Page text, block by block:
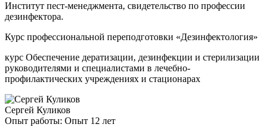
Институт пест-менеджмента, свидетельство по профессии
дезинфектора.
Курс профессиональной переподготовки «Дезинфектология»
курс Обеспечение дератизации, дезинфекции и стерилизации
руководителями и специалистами в лечебно-
профилактических учреждениях и стационарах
Сергей Куликов
Опыт работы: Опыт 12 лет